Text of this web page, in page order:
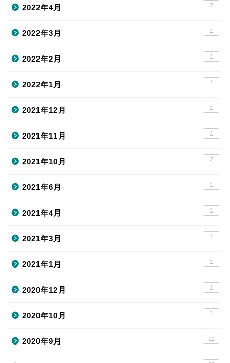
2022年4月 2
2022年3月 1
2022年2月 1
2022年1月 1
2021年12月 1
2021年11月 1
2021年10月 2
2021年6月 1
2021年4月 1
2021年3月 1
2021年1月 1
2020年12月 1
2020年10月 1
2020年9月 12